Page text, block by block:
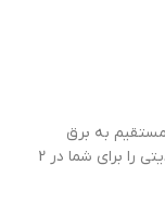
مستقیم به برق
شهری بوده که قدرت بی پایانی و بدون محدودیتی را برای شما در 2